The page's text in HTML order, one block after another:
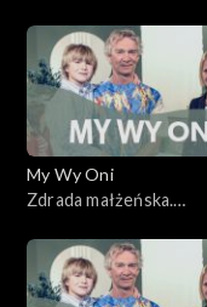
My Wy Oni
Zdrada małżeńska.